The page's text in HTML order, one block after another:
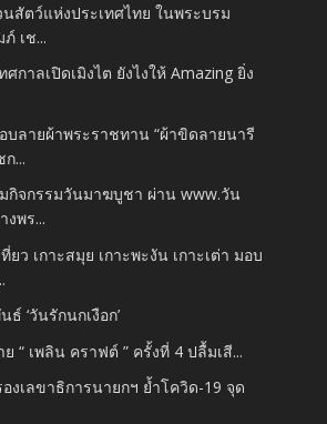
นสัตว์แห่งประเทศไทย ในพระบรม
เช...
ศกาลเปิดเมิงไต ยังไงให้ Amazing ยิ่ง
บลายผ้าพระราชทาน “ผ้าขิดลายนารี
...
กิจกรรมวันมาฆบูชา ผ่าน www.วัน
พร...
ยว เกาะสมุย เกาะพะงัน เกาะเต่า มอบ
‘วันรักนกเงือก’
“ เพลิน คราฟต์ ” ครั้งที่ 4 ปลื้มเสี...
องเลขาธิการนายกฯ ย้ำโควิด-19 จุด